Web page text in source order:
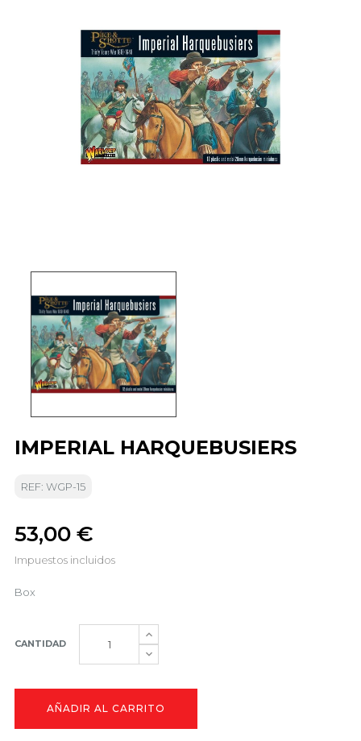
IMPERIAL HARQUEBUSIERS
REF: WGP-15
53,00 €
Impuestos incluidos
Box
CANTIDAD
AÑADIR AL CARRITO